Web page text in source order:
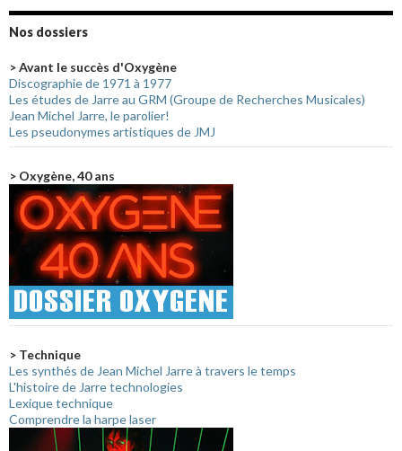
Nos dossiers
> Avant le succès d'Oxygène
Discographie de 1971 à 1977
Les études de Jarre au GRM (Groupe de Recherches Musicales)
Jean Michel Jarre, le parolier!
Les pseudonymes artistiques de JMJ
> Oxygène, 40 ans
> Technique
Les synthés de Jean Michel Jarre à travers le temps
L'histoire de Jarre technologies
Lexique technique
Comprendre la harpe laser